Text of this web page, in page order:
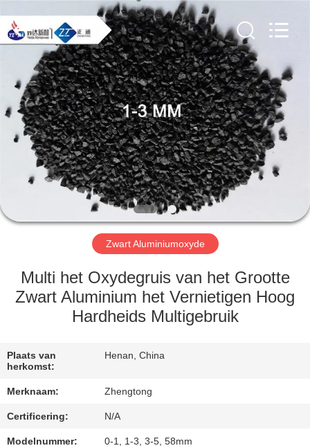
HUIS
PRODUCTEN
VIDEO'S
ONGEVEER
ONS
FABRIEKSREIS
KWALITEITSCONTROLE
CONTACTEER
NIEUWS
Abrasive
Import&Export
Co.,Ltd.
All
Zwart Aluminiumoxyde
Multi het Oxydegruis van het Grootte
Zwart Aluminium het Vernietigen Hoog
Hardheids Multigebruik
Plaats van
herkomst:
Henan, China
Merknaam: Zhengtong
Certificering: N/A
Modelnummer: 0-1, 1-3, 3-5, 58mm